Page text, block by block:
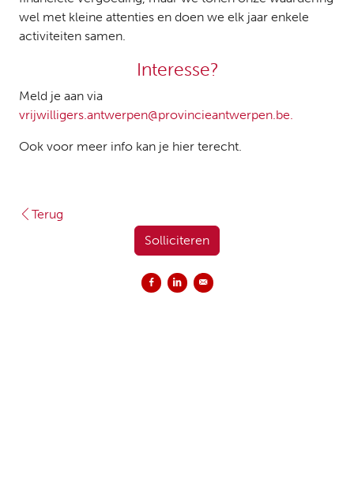
wel met kleine attenties en doen we elk jaar enkele
activiteiten samen.
Interesse?
Meld je aan via
vrijwilligers.antwerpen@provincieantwerpen.be.
Ook voor meer info kan je hier terecht.
Terug
Solliciteren
Delen op Facebook
Delen op LinkedIn
Versturen per e-mail